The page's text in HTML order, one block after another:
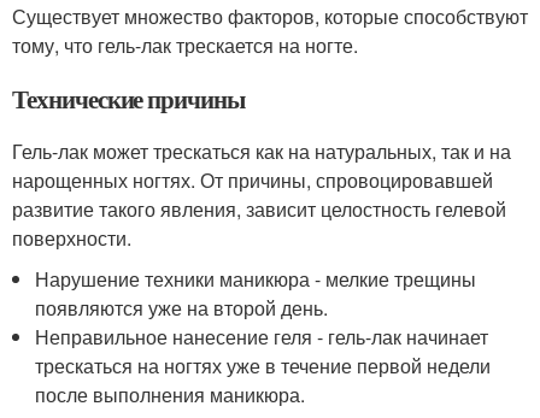
Существует множество факторов, которые способствуют
тому, что гель-лак трескается на ногте.
Технические причины
Гель-лак может трескаться как на натуральных, так и на
нарощенных ногтях. От причины, спровоцировавшей
развитие такого явления, зависит целостность гелевой
поверхности.
Нарушение техники маникюра - мелкие трещины
появляются уже на второй день.
Неправильное нанесение геля - гель-лак начинает
трескаться на ногтях уже в течение первой недели
после выполнения маникюра.